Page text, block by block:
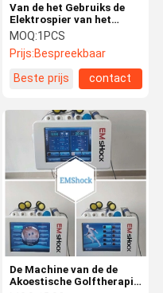
Ongeveer
Ons
Fabrieksreis
Van de het Gebruiks de
Elektrospier van het
gewichtsverlies van de de
Stimulatiemachine
Compacte Grootte
MOQ:1PCS
Prijs:Bespreekbaar
Beste prijs
contact
De Machine van de de
Akoestische Golftherapie